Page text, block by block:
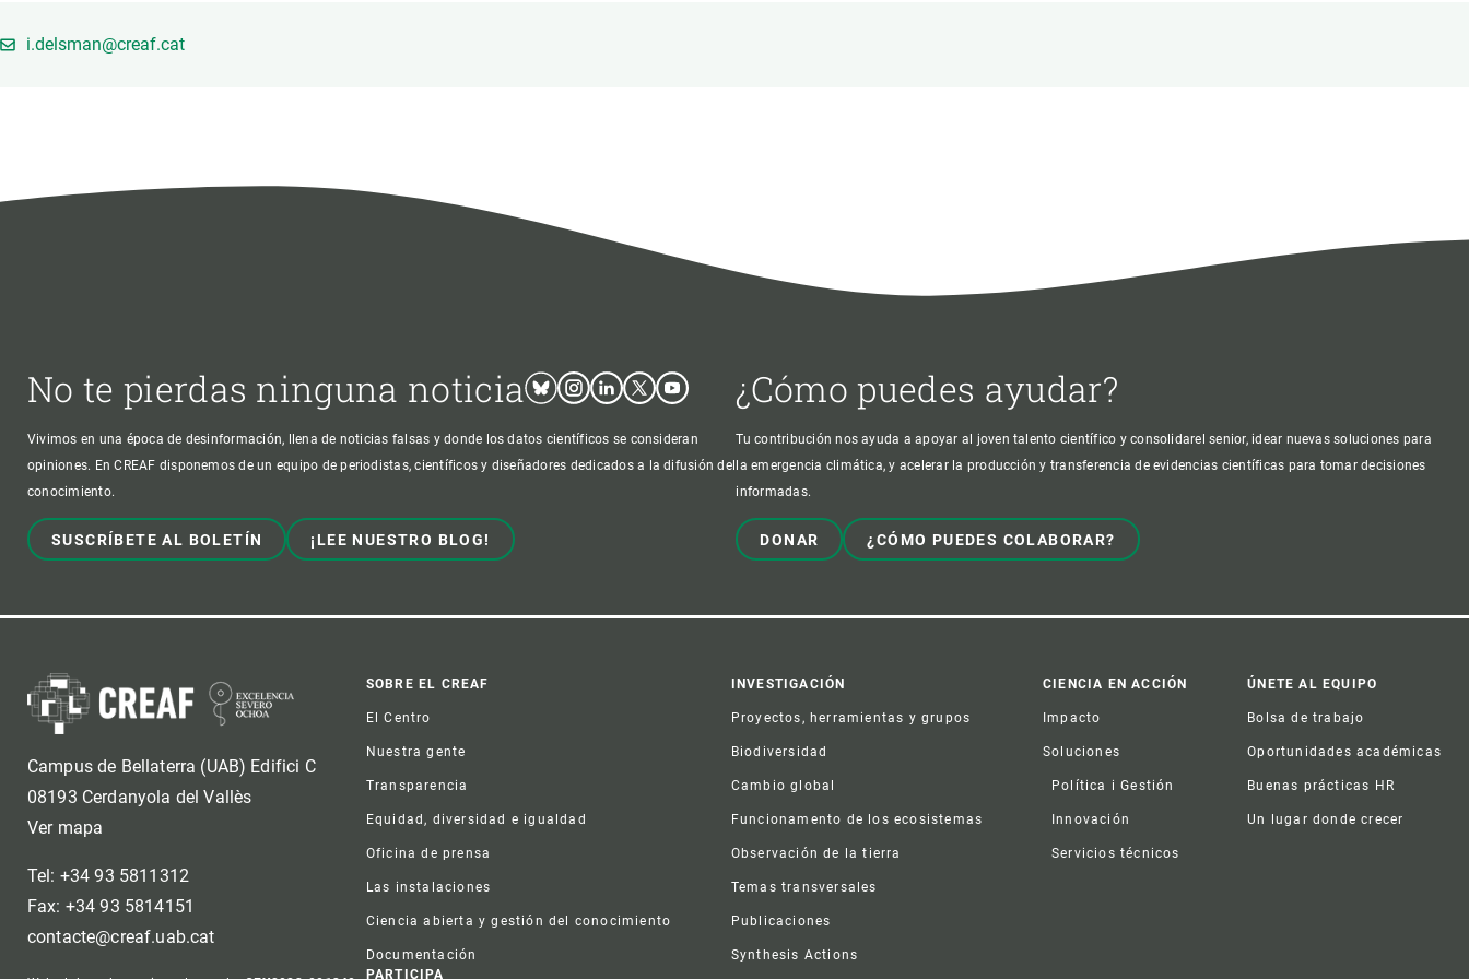
i.delsman@creaf.cat
No te pierdas ninguna noticiaBlueskyInstagram
LinkedinTwitterYoutube
Vivimos en una época de desinformación, llena de noticias falsas y donde los datos científicos se consideran
opiniones. En CREAF disponemos de un equipo de periodistas, científicos y diseñadores dedicados a la difusión del
conocimiento.
SUSCRÍBETE AL BOLETÍN ¡LEE NUESTRO BLOG!
¿Cómo puedes ayudar?
Tu contribución nos ayuda a apoyar al joven talento científico y consolidarel senior, idear nuevas soluciones para
la emergencia climática, y acelerar la producción y transferencia de evidencias científicas para tomar decisiones
informadas.
DONAR ¿CÓMO PUEDES COLABORAR?
Campus de Bellaterra (UAB) Edifici C
08193 Cerdanyola del Vallès
Ver mapa
Tel: +34 93 5811312
Fax: +34 93 5814151
contacte@creaf.uab.cat
Footer
SOBRE EL CREAF
El Centro
Nuestra gente
Transparencia
Equidad, diversidad e igualdad
Oficina de prensa
Las instalaciones
Ciencia abierta y gestión del conocimiento
Documentación
INVESTIGACIÓN
Proyectos, herramientas y grupos
Biodiversidad
Cambio global
Funcionamento de los ecosistemas
Observación de la tierra
Temas transversales
Publicaciones
Synthesis Actions
CIENCIA EN ACCIÓN
Impacto
Soluciones
Política i Gestión
Innovación
Servicios técnicos
ÚNETE AL EQUIPO
Bolsa de trabajo
Oportunidades académicas
Buenas prácticas HR
Un lugar donde crecer
PARTICIPA
Instalaciones
Biodiversidad
Cambio global
Funcionamiento de los ecosistemas